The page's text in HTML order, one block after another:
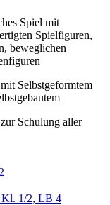
Spiel mit
Spielfiguren,
beweglichen
Selbstgeformtem
Schulung aller
Kl. 1/2, LB 4